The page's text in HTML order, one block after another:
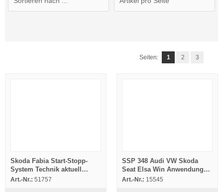
Seiten: 1 2 3
Skoda Fabia Start-Stopp-
System Technik aktuell
Infobroschüre
Art.-Nr.: 51757
SSP 348 Audi VW Skoda
Seat Elsa Win Anwendung
Funktion
Art.-Nr.: 15545